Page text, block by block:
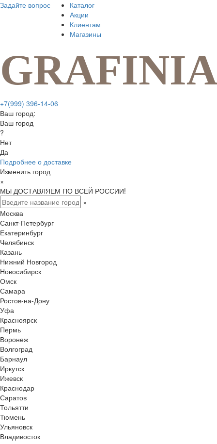
Задайте вопрос
Каталог
Акции
Клиентам
Магазины
+7(999) 396-14-06
Ваш город:
Ваш город
?
Нет
Да
Подробнее о доставке
Изменить город
×
МЫ ДОСТАВЛЯЕМ ПО ВСЕЙ РОССИИ!
×
Москва
Санкт-Петербург
Екатеринбург
Челябинск
Казань
Нижний Новгород
Новосибирск
Омск
Самара
Ростов-на-Дону
Уфа
Красноярск
Пермь
Воронеж
Волгоград
Барнаул
Иркутск
Ижевск
Краснодар
Саратов
Тольятти
Тюмень
Ульяновск
Владивосток